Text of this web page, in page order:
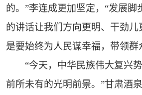
的。”李连成更加坚定，“发展脚
的讲话让我们方向更明、干劲
是要始终为人民谋幸福，带领群
“今天，中华民族伟大复兴势
前所未有的光明前景。”甘肃酒